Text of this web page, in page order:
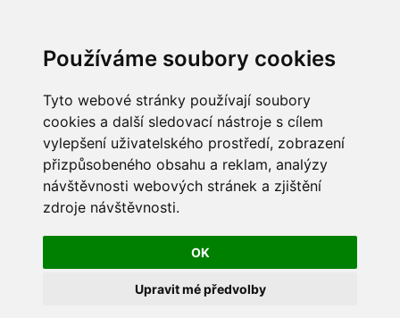
Používáme soubory cookies
Tyto webové stránky používají soubory
cookies a další sledovací nástroje s cílem
vylepšení uživatelského prostředí, zobrazení
přizpůsobeného obsahu a reklam, analýzy
návštěvnosti webových stránek a zjištění
zdroje návštěvnosti.
OK
Upravit mé předvolby